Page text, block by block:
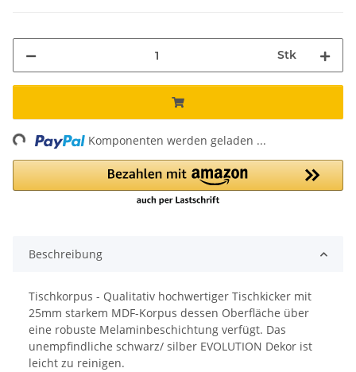
Stk
Komponenten werden geladen ...
Beschreibung
Tischkorpus - Qualitativ hochwertiger Tischkicker mit
25mm starkem MDF-Korpus dessen Oberfläche über
eine robuste Melaminbeschichtung verfügt. Das
unempfindliche schwarz/ silber EVOLUTION Dekor ist
leicht zu reinigen.